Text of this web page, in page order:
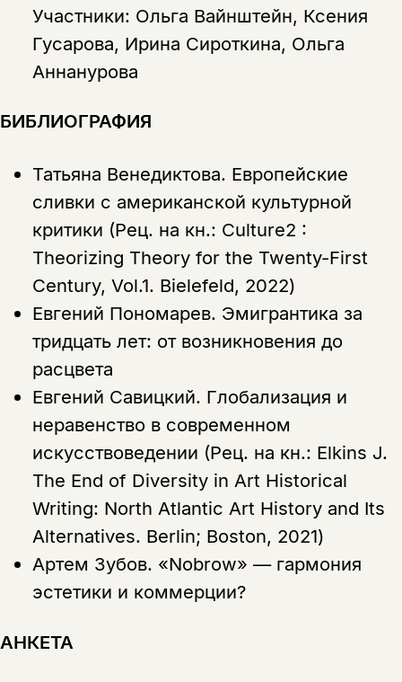
Участники: Ольга Вайнштейн, Ксения
Гусарова, Ирина Сироткина, Ольга
Аннанурова
БИБЛИОГРАФИЯ
Татьяна Венедиктова. Европейские
сливки с американской культурной
критики (Рец. на кн.: Culture2 :
Theorizing Theory for the Twenty-First
Century, Vol.1. Bielefeld, 2022)
Евгений Пономарев. Эмигрантика за
тридцать лет: от возникновения до
расцвета
Евгений Савицкий. Глобализация и
неравенство в современном
искусствоведении (Рец. на кн.: Elkins J.
The End of Diversity in Art Historical
Writing: North Atlantic Art History and Its
Alternatives. Berlin; Boston, 2021)
Артем Зубов. «Nobrow» — гармония
эстетики и коммерции?
АНКЕТА